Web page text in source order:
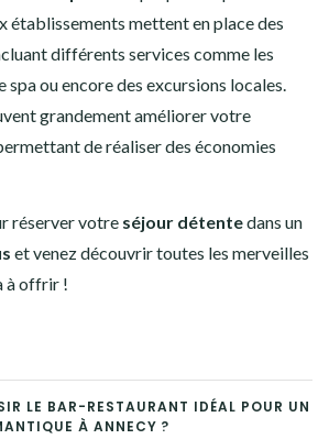
établissements mettent en place des
différents services comme les
spa ou encore des excursions locales.
grandement améliorer votre
de réaliser des économies
réserver votre séjour détentedans un
et venez découvrir toutes les merveilles
à offrir !
LE BAR-RESTAURANT IDÉAL POUR UN
À ANNECY ?